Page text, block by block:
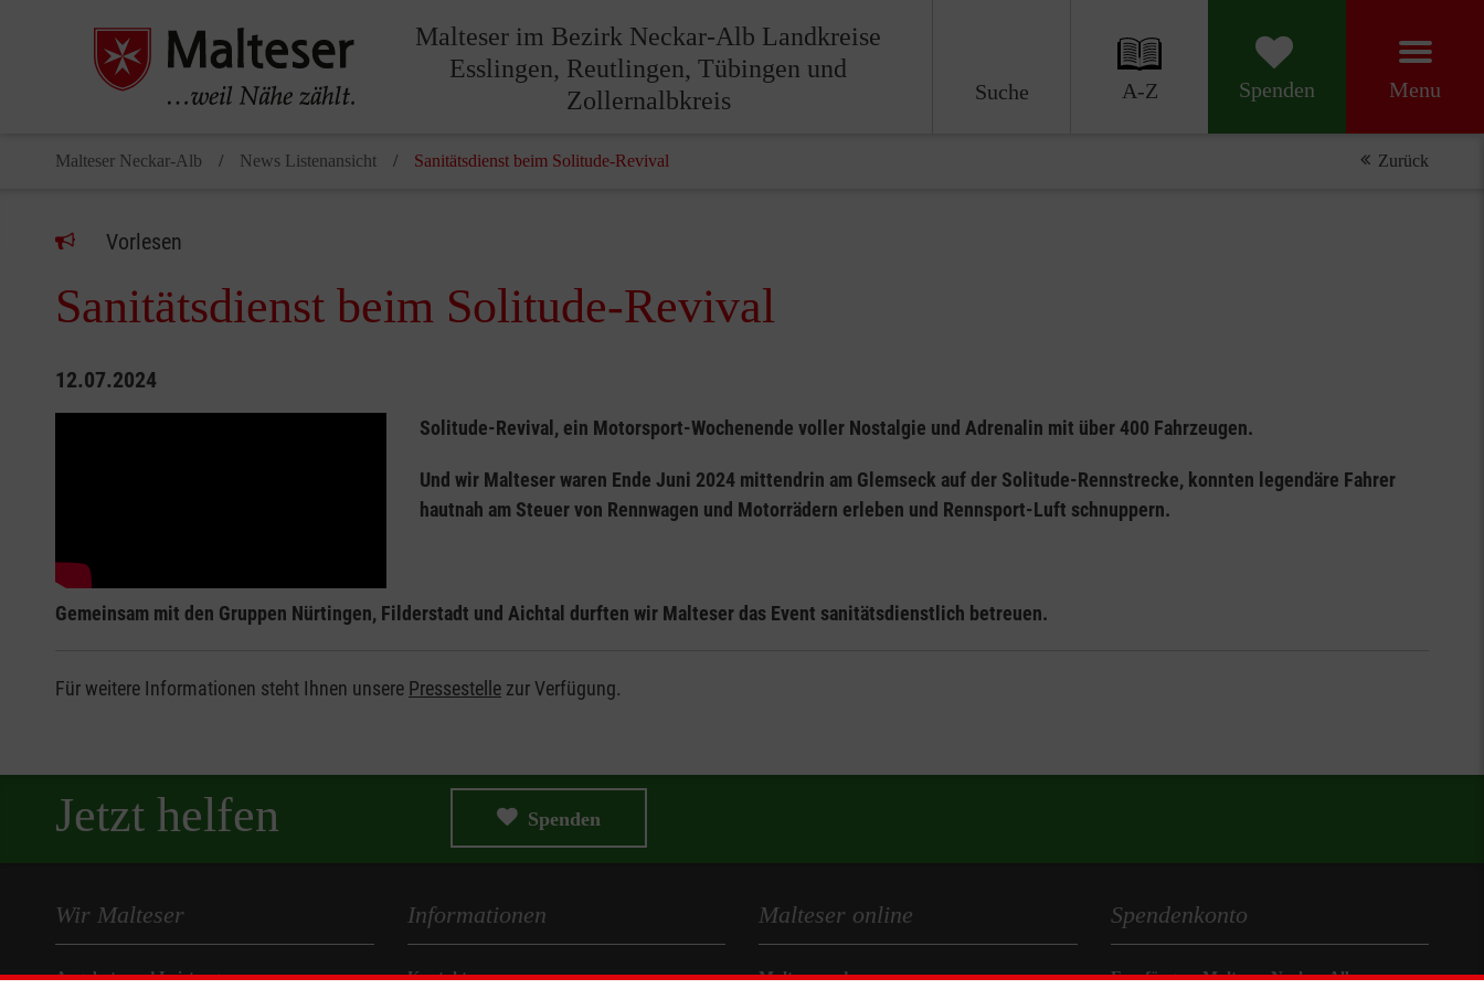
Malteser im Bezirk Neckar-Alb Landkreise
Esslingen, Reutlingen, Tübingen und
Zollernalbkreis
Suche A-Z Spenden Menu
Malteser Neckar-Alb News Listenansicht Sanitätsdienst beim Solitude-Revival Zurück
Vorlesen
Sanitätsdienst beim Solitude-Revival
12.07.2024
Solitude-Revival, ein Motorsport-Wochenende voller Nostalgie und Adrenalin mit über 400 Fahrzeugen.
Und wir Malteser waren Ende Juni 2024 mittendrin am Glemseck auf der Solitude-Rennstrecke, konnten legendäre Fahrer
hautnah am Steuer von Rennwagen und Motorrädern erleben und Rennsport-Luft schnuppern.
Gemeinsam mit den Gruppen Nürtingen, Filderstadt und Aichtal durften wir Malteser das Event sanitätsdienstlich betreuen.
Für weitere Informationen steht Ihnen unsere Pressestelle zur Verfügung.
Jetzt helfen Spenden
Wir Malteser
Angebote und Leistungen
Informationen
Kontakt
Malteser online
Malteserorden
Spendenkonto
Empfänger: Malteser Neckar-Alb